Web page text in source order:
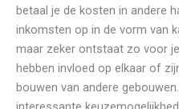
betaal je de kosten in andere
inkomsten op in de vorm van
maar zeker ontstaat zo voor
hebben invloed op elkaar of
bouwen van andere